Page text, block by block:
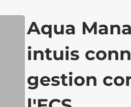
Aqua
intuis
gestion